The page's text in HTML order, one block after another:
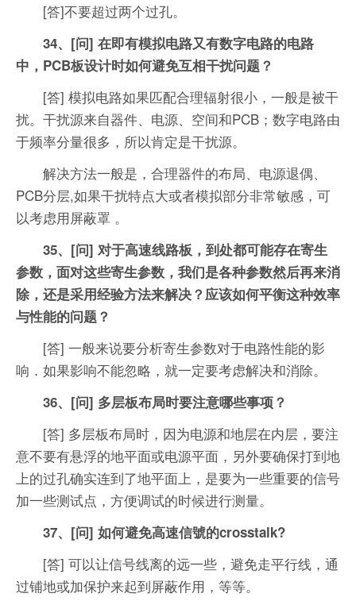
[答]不要超过两个过孔。
34、[问] 在即有模拟电路又有数字电路的电路
中，PCB板设计时如何避免互相干扰问题？
[答] 模拟电路如果匹配合理辐射很小，一般是被干
扰。干扰源来自器件、电源、空间和PCB；数字电路由
于频率分量很多，所以肯定是干扰源。
解决方法一般是，合理器件的布局、电源退偶、
PCB分层,如果干扰特点大或者模拟部分非常敏感，可
以考虑用屏蔽罩 。
35、[问] 对于高速线路板，到处都可能存在寄生
参数，面对这些寄生参数，我们是各种参数然后再来消
除，还是采用经验方法来解决？应该如何平衡这种效率
与性能的问题？
[答] 一般来说要分析寄生参数对于电路性能的影
响．如果影响不能忽略，就一定要考虑解决和消除。
36、[问] 多层板布局时要注意哪些事项？
[答] 多层板布局时，因为电源和地层在内层，要注
意不要有悬浮的地平面或电源平面，另外要确保打到地
上的过孔确实连到了地平面上，是要为一些重要的信号
加一些测试点，方便调试的时候进行测量。
37、[问] 如何避免高速信號的crosstalk?
[答] 可以让信号线离的远一些，避免走平行线，通
过铺地或加保护来起到屏蔽作用，等等。